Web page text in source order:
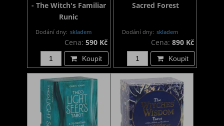
- The Witch's Familiar
Runic
Dodání dny: skladem
Cena: 590 Kč
Koupit
Sacred Forest
Dodání dny: skladem
Cena: 890 Kč
Koupit